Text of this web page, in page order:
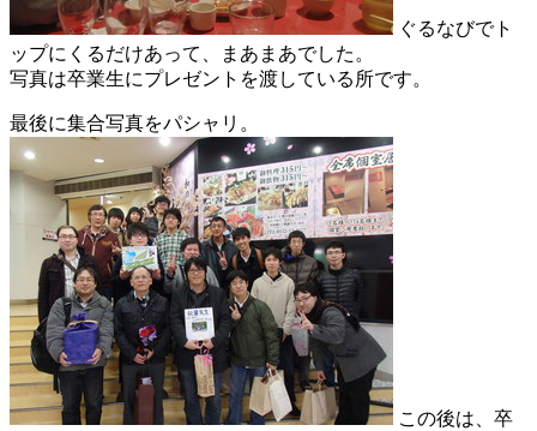
ぐるなびでト
ップにくるだけあって、まあまあでした。
写真は卒業生にプレゼントを渡している所です。
最後に集合写真をパシャリ。
この後は、卒